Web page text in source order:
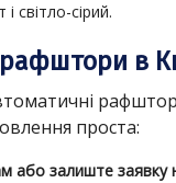
світло-сірий.
в
проста:
або залиште заявку